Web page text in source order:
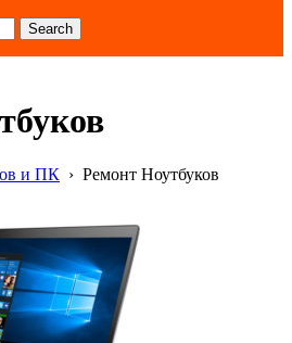
Search
и ПК › Ремонт Ноутбуков